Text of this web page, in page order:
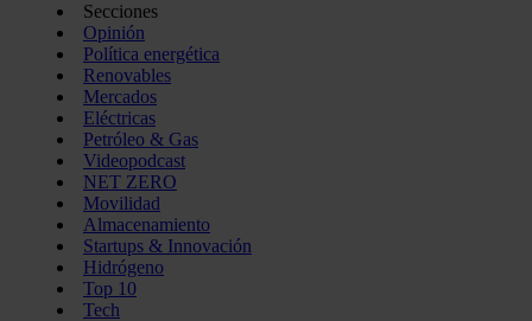
Secciones
Opinión
Política energética
Renovables
Mercados
Eléctricas
Petróleo & Gas
Videopodcast
NET ZERO
Movilidad
Almacenamiento
Startups & Innovación
Hidrógeno
Top 10
Tech